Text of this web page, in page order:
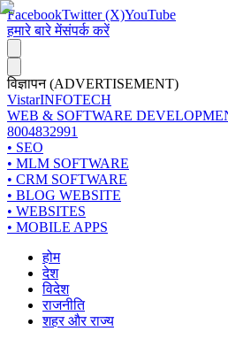
FacebookTwitter (X)YouTube
हमारे बारे मेंसंपर्क करें
विज्ञापन (ADVERTISEMENT)
VistarINFOTECH
WEB & SOFTWARE
8004832991
• SEO
• MLM SOFTWARE
• CRM SOFTWARE
• BLOG WEBSITE
• WEBSITES
• MOBILE APPS
होम
देश
विदेश
राजनीति
शहर और राज्य